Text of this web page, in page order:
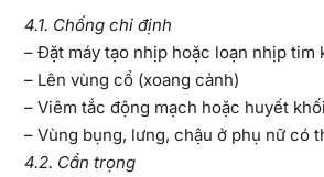
4.1. Chống chỉ định
– Đặt máy tạo nhịp hoặc loạn nhịp tim
– Lên vùng cổ (xoang cảnh)
– Viêm tắc động mạch hoặc huyết
– Vùng bụng, lưng, chậu ở phụ nữ có
4.2. Cẩn trọng